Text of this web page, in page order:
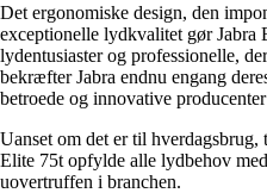
Det ergonomiske design, den
exceptionelle lydkvalitet gør
lydentusiaster og professionelle,
bekræfter Jabra endnu engang
betroede og innovative
Uanset om det er til
Elite 75t opfylde alle lydbehov
uovertruffen i branchen.